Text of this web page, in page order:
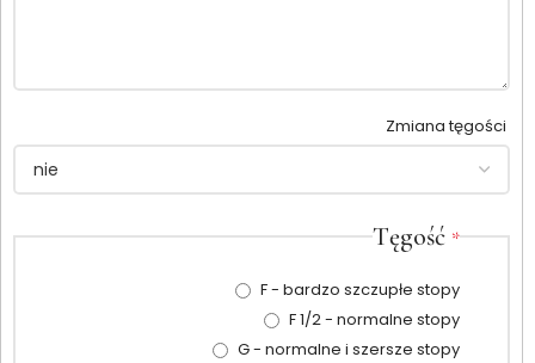
Zmiana tęgości
Tęgość *
F - bardzo szczupłe stopy
F 1/2 - normalne stopy
G - normalne i szersze stopy